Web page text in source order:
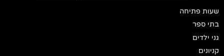
שעות פתיחה
בתי ספר
גני ילדים
קניונים